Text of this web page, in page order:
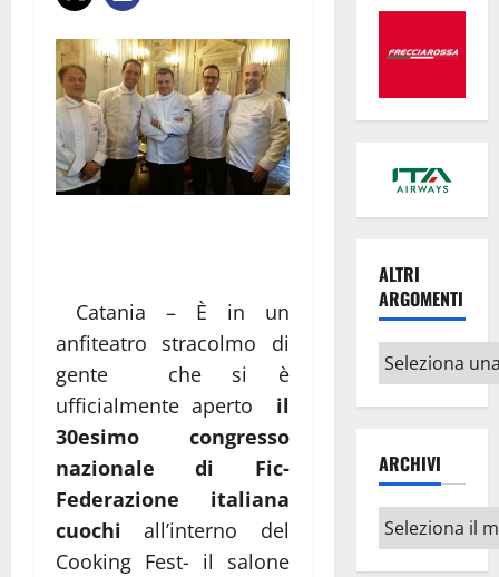
Catania – È in un
anfiteatro stracolmo di
gente che si è
ufficialmente aperto il
30esimo congresso
nazionale di Fic-
Federazione italiana
cuochi all’interno del
Cooking Fest- il salone
ALTRI
ARGOMENTI
Altri
argomenti
ARCHIVI
Archivi